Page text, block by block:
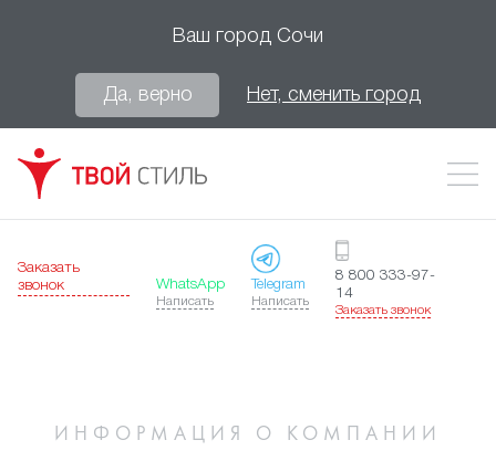
Ваш город Сочи
Да, верно Нет, сменить город
Заказать
звонок
WhatsApp
Написать
Telegram
Написать
8 800 333-97-
14
Заказать звонок
ИНФОРМАЦИЯ О КОМПАНИИ